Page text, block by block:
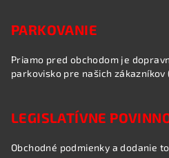
PARKOVANIE
Priamo pred obchodom je
parkovisko pre našich zákazníkov
LEGISLATÍVNE
Obchodné podmienky a dodanie